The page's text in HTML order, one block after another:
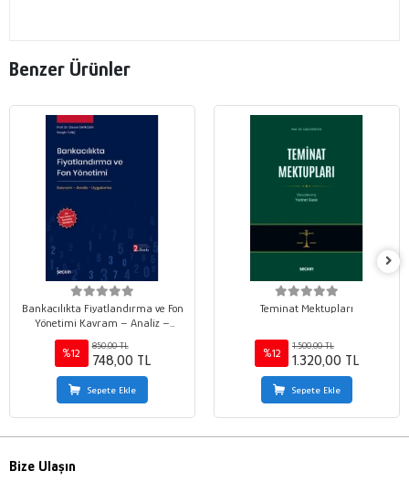
Benzer Ürünler
Bankacılıkta Fiyatlandırma ve Fon
Yönetimi Kavram – Analiz –
Uygulama
%12
850,00 TL
748,00 TL
Sepete Ekle
Teminat Mektupları
%12
1.500,00 TL
1.320,00 TL
Sepete Ekle
Bize Ulaşın